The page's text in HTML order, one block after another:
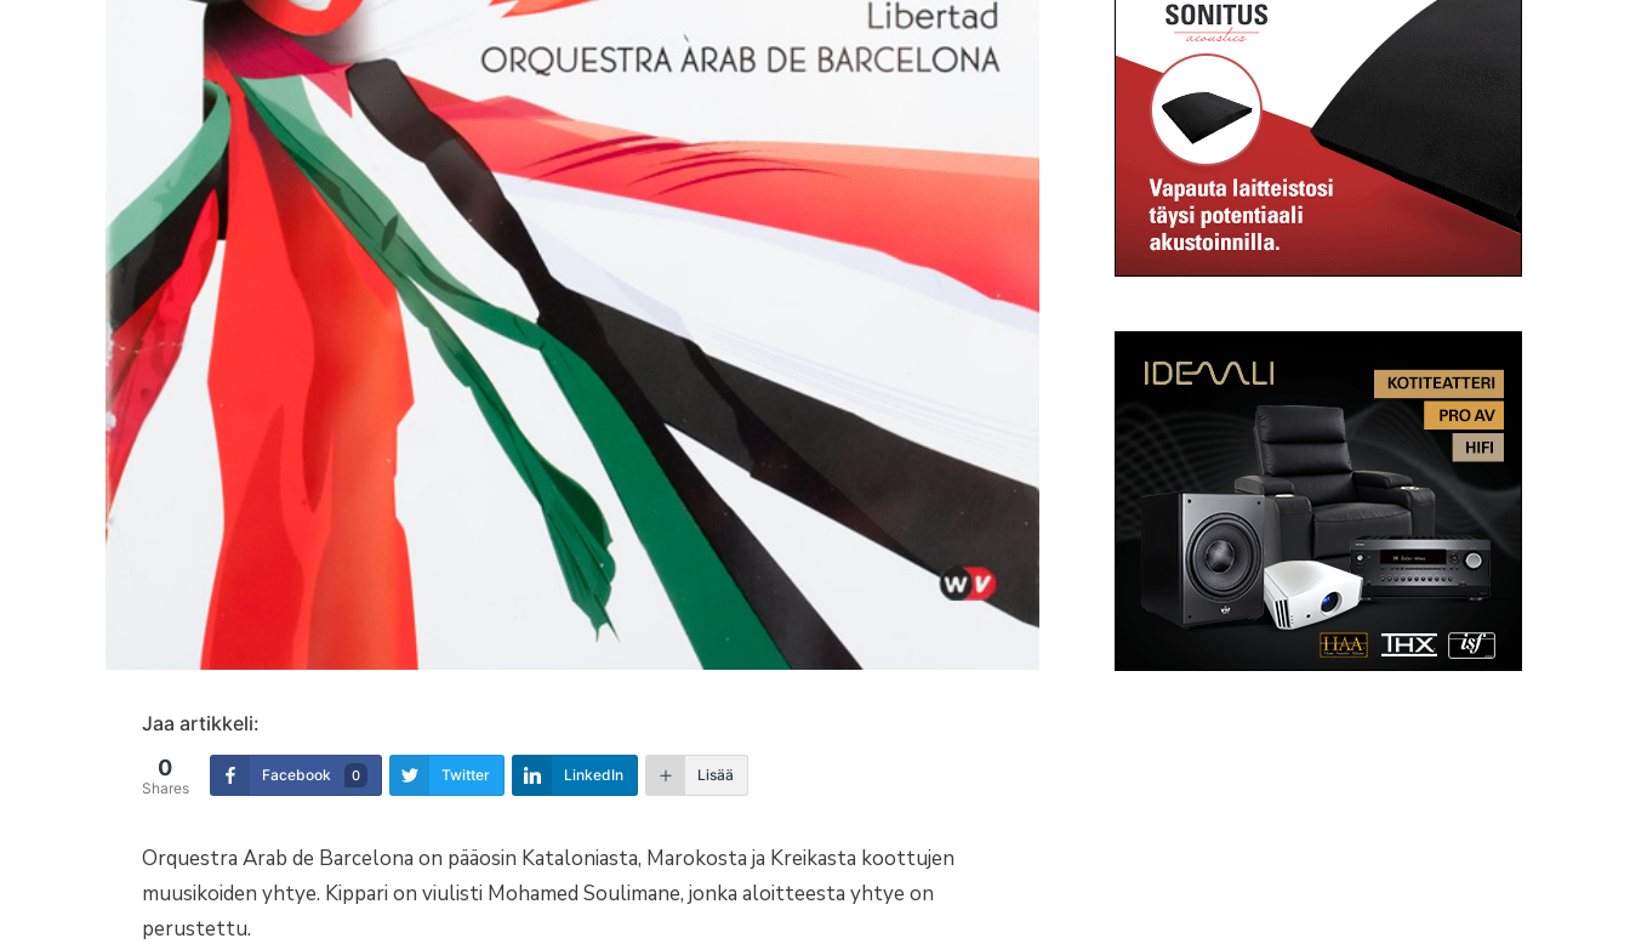
Jaa artikkeli:
0
Shares
Facebook 0 Twitter LinkedIn Lisää
Orquestra Arab de Barcelona on pääosin Kataloniasta, Marokosta ja Kreikasta koottujen
muusikoiden yhtye. Kippari on viulisti Mohamed Soulimane, jonka aloitteesta yhtye on
perustettu.